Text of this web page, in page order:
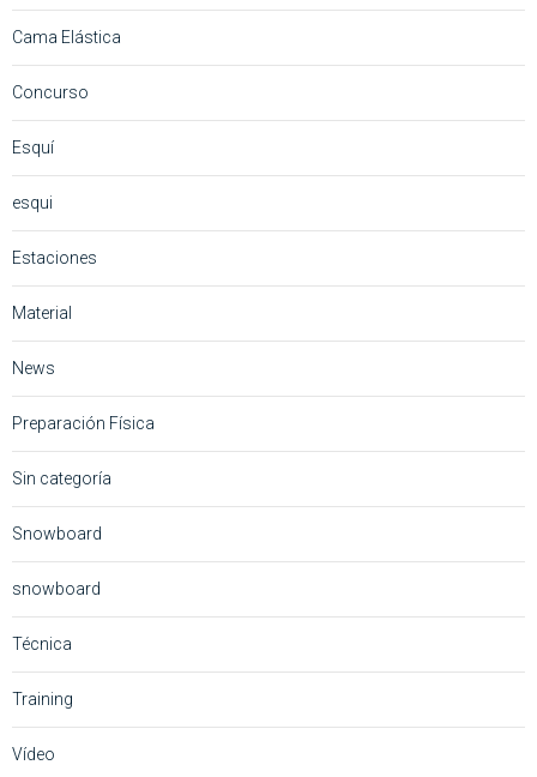
Cama Elástica
Concurso
Esquí
esqui
Estaciones
Material
News
Preparación Física
Sin categoría
Snowboard
snowboard
Técnica
Training
Vídeo